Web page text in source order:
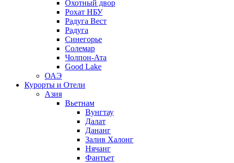
Охотный двор
Рохат НБУ
Радуга Вест
Радуга
Синегорье
Солемар
Чолпон-Ата
Good Lake
ОАЭ
Курорты и Отели
Азия
Вьетнам
Вунгтау
Далат
Дананг
Залив Халонг
Нячанг
Фантьет